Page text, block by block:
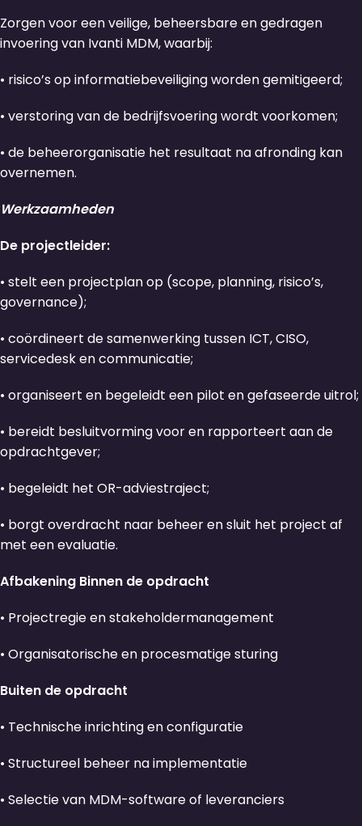
Zorgen voor een veilige, beheersbare en gedragen
invoering van Ivanti MDM, waarbij:
• risico’s op informatiebeveiliging worden gemitigeerd;
• verstoring van de bedrijfsvoering wordt voorkomen;
• de beheerorganisatie het resultaat na afronding kan
overnemen.
Werkzaamheden
De projectleider:
• stelt een projectplan op (scope, planning, risico’s,
governance);
• coördineert de samenwerking tussen ICT, CISO,
servicedesk en communicatie;
• organiseert en begeleidt een pilot en gefaseerde uitrol;
• bereidt besluitvorming voor en rapporteert aan de
opdrachtgever;
• begeleidt het OR-adviestraject;
• borgt overdracht naar beheer en sluit het project af
met een evaluatie.
Afbakening Binnen de opdracht
• Projectregie en stakeholdermanagement
• Organisatorische en procesmatige sturing
Buiten de opdracht
• Technische inrichting en configuratie
• Structureel beheer na implementatie
• Selectie van MDM-software of leveranciers